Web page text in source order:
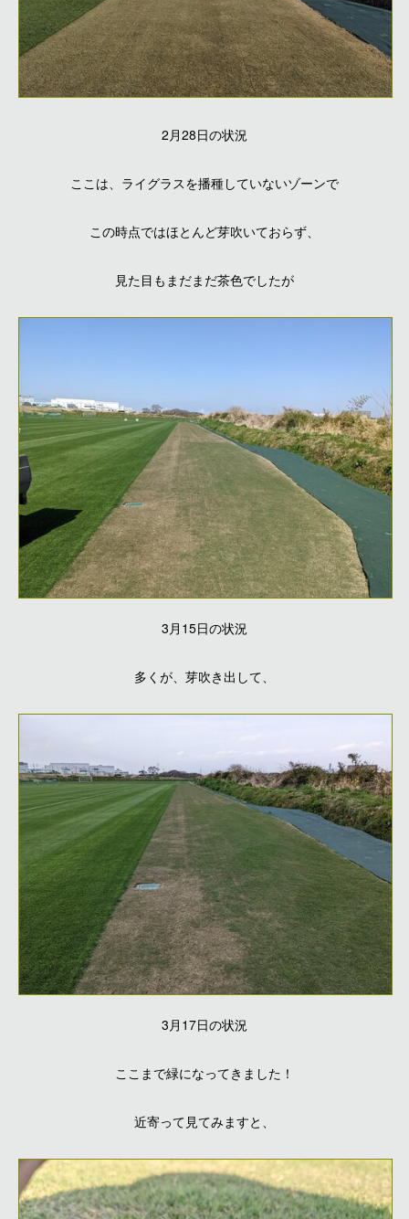
2月28日の状況
ここは、ライグラスを播種していないゾーンで
この時点ではほとんど芽吹いておらず、
見た目もまだまだ茶色でしたが
3月15日の状況
多くが、芽吹き出して、
3月17日の状況
ここまで緑になってきました！
近寄って見てみますと、